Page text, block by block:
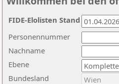
Nachname
Ebene
Personennummer
Bundesland
FIDE-Elolisten Stand